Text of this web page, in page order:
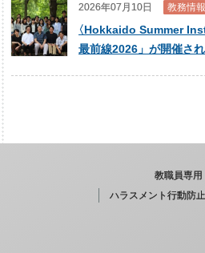
2026年07月10日 教務情報
〈Hokkaido Summer
最前線2026」が開催さ
教職員専用
ハラスメント行動防